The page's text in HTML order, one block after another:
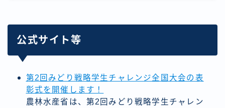
公式サイト等
第2回みどり戦略学生チャレンジ全国大会の表
彰式を開催します！
農林水産省は、第2回みどり戦略学生チャレン